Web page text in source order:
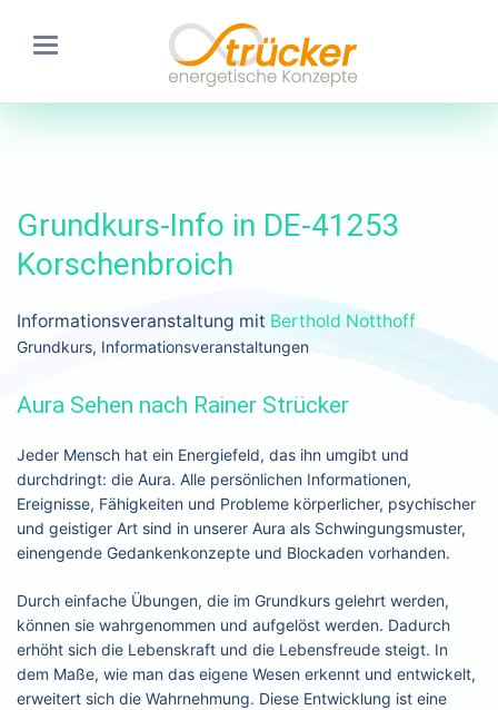
Grundkurs-Info in DE-41253
Korschenbroich
Informationsveranstaltung mit Berthold Notthoff
Grundkurs, Informationsveranstaltungen
Aura Sehen nach Rainer Strücker
Jeder Mensch hat ein Energiefeld, das ihn umgibt und
durchdringt: die Aura. Alle persönlichen Informationen,
Ereignisse, Fähigkeiten und Probleme körperlicher, psychischer
und geistiger Art sind in unserer Aura als Schwingungsmuster,
einengende Gedankenkonzepte und Blockaden vorhanden.
Durch einfache Übungen, die im Grundkurs gelehrt werden,
können sie wahrgenommen und aufgelöst werden. Dadurch
erhöht sich die Lebenskraft und die Lebensfreude steigt. In
dem Maße, wie man das eigene Wesen erkennt und entwickelt,
erweitert sich die Wahrnehmung. Diese Entwicklung ist eine